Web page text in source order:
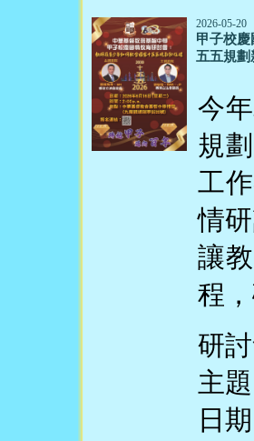
2026-05-20
甲子校
五五規劃
今
規
工
情
讓
程
研
主
日